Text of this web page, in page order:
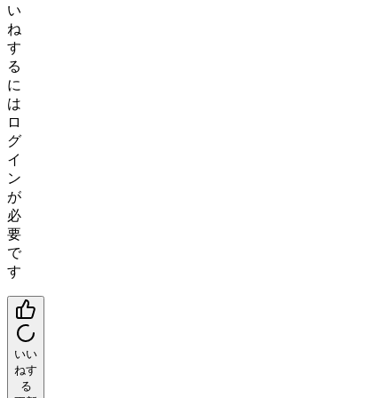
い
ね
す
る
に
は
ロ
グ
イ
ン
が
必
要
で
す
いい
ねす
る